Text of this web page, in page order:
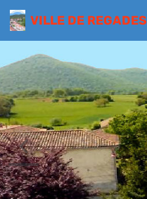
VILLE DE REGADES